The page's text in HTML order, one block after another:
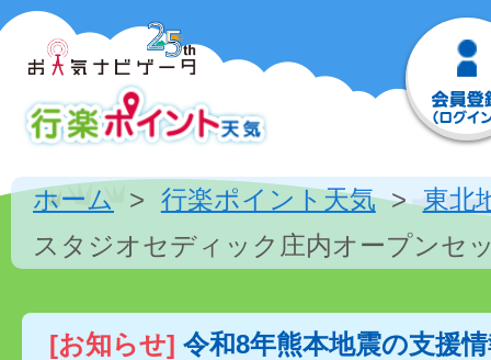
ホーム 行楽ポイント天気
東北
スタジオセディック庄内オープンセ
[お知らせ] 令和8年熊本地震の支援